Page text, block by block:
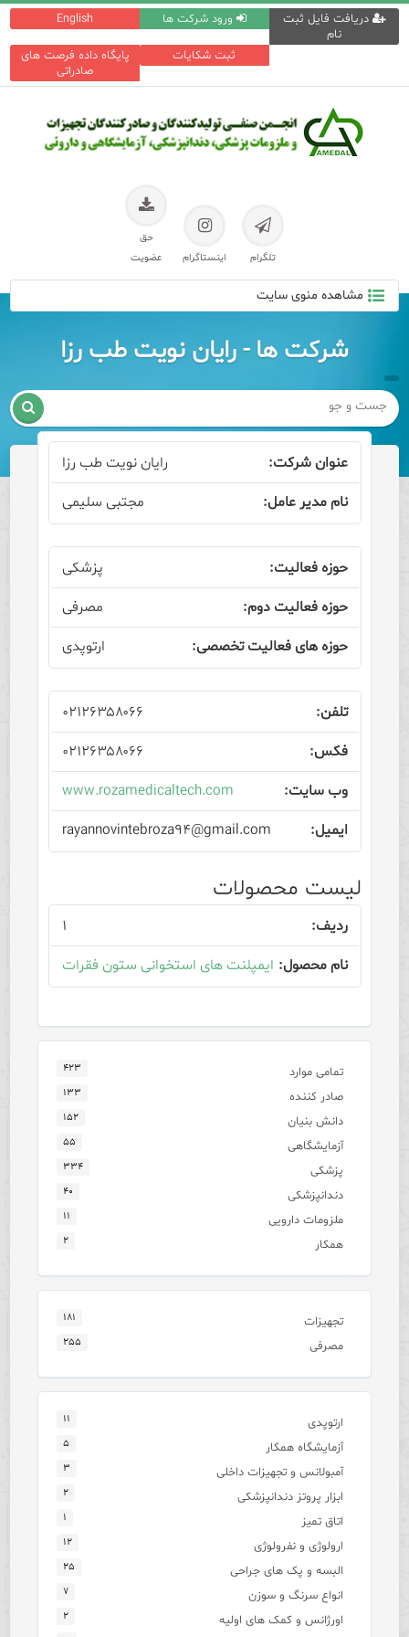
English ورود شرکت ها
دریافت فایل ثبت
نام
پایگاه داده فرصت های
صادراتی
ثبت شکایات
تلگرام اینستاگرام
حق
عضویت
مشاهده منوی سایت
شرکت ها - رایان نویت طب رزا

رایان نویت طب رزا
مجتبی سلیمی
پزشکی
مصرفی
ارتوپدی
۰۲۱۲۶۳۵۸۰۶۶
۰۲۱۲۶۳۵۸۰۶۶
www.rozamedicaltech.com
rayannovintebroza۹۴@gmail.com
لیست محصولات
۱
ایمپلنت های استخوانی ستون فقرات
تمامی موارد ۴۲۳
صادر کننده ۱۳۳
دانش بنیان ۱۵۲
آزمایشگاهی ۵۵
پزشکی ۳۳۴
دندانپزشکی ۴۰
ملزومات دارویی ۱۱
همکار ۲
تجهیزات ۱۸۱
مصرفی ۲۵۵
ارتوپدی ۱۱
آزمایشگاه همکار ۵
آمبولانس و تجهیزات داخلی ۳
ابزار پروتز دندانپزشکی ۲
اتاق تمیز ۱
ارولوژی و نفرولوژی ۱۲
البسه و پک های جراحی ۲۵
انواع سرنگ و سوزن ۷
اورژانس و کمک های اولیه
۲